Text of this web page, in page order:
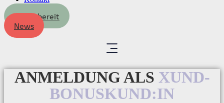
Dienstbereit
News
ANMELDUNG ALS XUND-
BONUSKUND:IN